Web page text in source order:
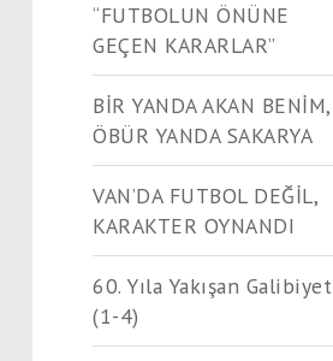
“FUTBOLUN ÖNÜNE
GEÇEN KARARLAR”
BİR YANDA AKAN BENİM,
ÖBÜR YANDA SAKARYA
VAN’DA FUTBOL DEĞİL,
KARAKTER OYNANDI
60. Yıla Yakışan Galibiyet
(1-4)